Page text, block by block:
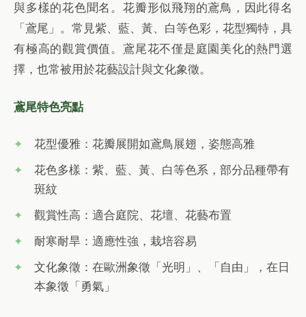
與多樣的花色聞名。花瓣形似飛翔的鳶鳥，因此得名
「鳶尾」。常見紫、藍、黃、白等色彩，花型獨特，具
有極高的觀賞價值。鳶尾花不僅是庭園美化的熱門選
擇，也常被用於花藝設計與文化象徵。
鳶尾特色亮點
花型優雅：花瓣展開如鳶鳥展翅，姿態高雅
花色多樣：紫、藍、黃、白等色系，部分品種帶有
斑紋
觀賞性高：適合庭院、花壇、花藝布置
耐寒耐旱：適應性強，栽培容易
文化象徵：在歐洲象徵「光明」、「自由」，在日
本象徵「勇氣」